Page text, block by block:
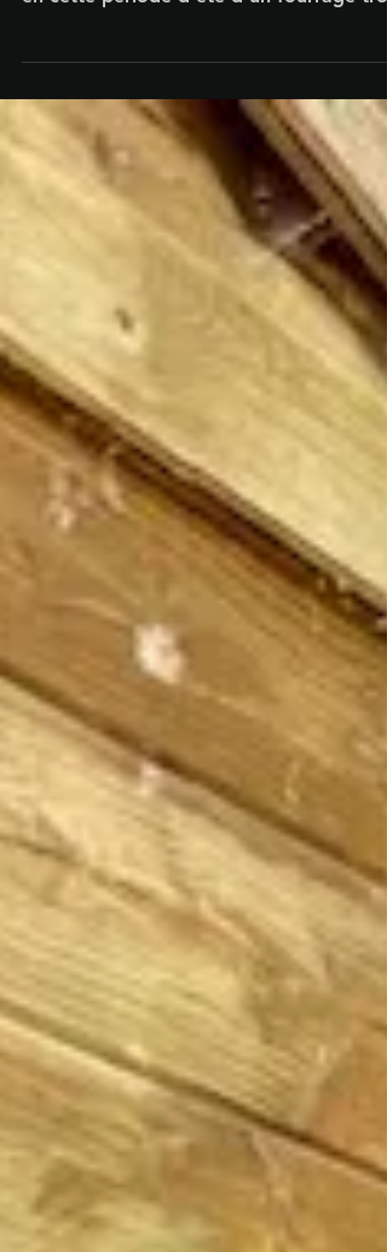
souvent notre compagnon Cheval,
stockage aux quatre vents, ou en raison
d'une production souillée par la présence
de terre. À cause de ce foin trop sec et
poussiéreux, il résulte bien souvent des
troubles respiratoires et des toux
irritantes. Même en ventilant le foin pour
dissiper les poussières, même en le
mouillant, le foin proposé en période de
canic